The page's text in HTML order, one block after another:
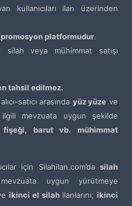
kullanıcıları ilan üzerinden
platformudur.
veya mühimmat satışı
tahsil edilmez.
satıcı arasında yüz yüze ve
mevzuata uygun şekilde
barut vb. mühimmat
için Silahilan.com’da silah
uygun yürütmeye
ikinci el silahilanlarını; ikinci